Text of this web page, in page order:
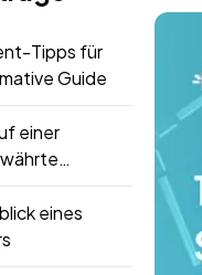
Tipps für
Guide
einer
eines